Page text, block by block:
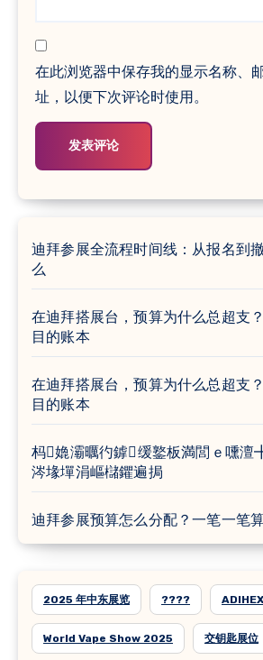
在此浏览器中保存我的显示名称、
址，以便下次评论时使用。
迪拜参展全流程时间线：从报名到
么
在迪拜搭展台，预算为什么总超支
目的账本
在迪拜搭展台，预算为什么总超支
目的账本
杩嫓灞曞彴鎼缓鐜板満閭ｅ嚑
涔堟墠涓嶇櫧鑺遍挶
迪拜参展预算怎么分配？一笔一笔
2025 年中东展览 ????
World Vape Show 2025 交钥匙展位